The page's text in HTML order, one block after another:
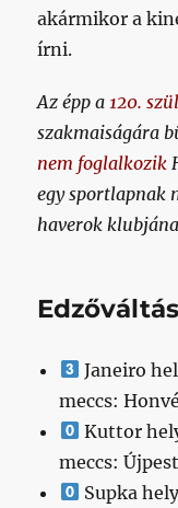
akármikor a
írni.
Az épp a 120.
szakmaiságára
nem foglalkozik
egy sportlapnak
haverok
Janeiro
meccs:
Kuttor
meccs:
Supka